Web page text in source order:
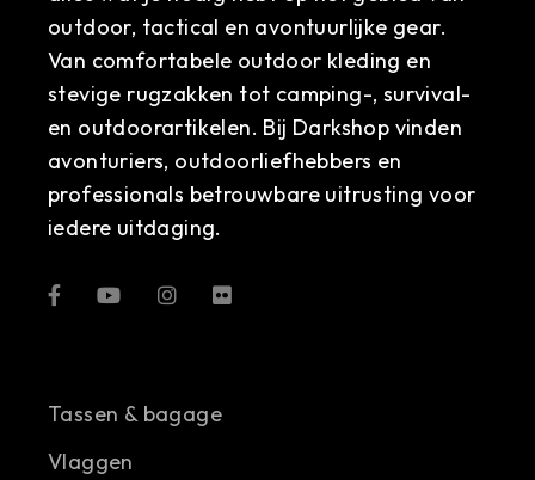
outdoor, tactical en avontuurlijke gear.
Van comfortabele outdoor kleding en
stevige rugzakken tot camping-, survival-
en outdoorartikelen. Bij Darkshop vinden
avonturiers, outdoorliefhebbers en
professionals betrouwbare uitrusting voor
iedere uitdaging.
Tassen & bagage
Vlaggen